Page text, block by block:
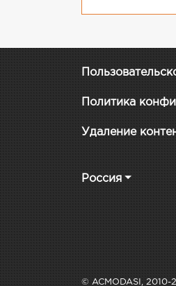
Политика
Удаление
Россия
© ACMODASI, 2010-